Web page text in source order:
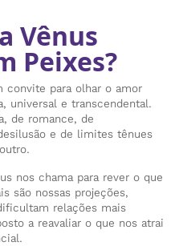
Vênus
Peixes?
convite para olhar o amor
universal e transcendental.
de romance, de
e de limites tênues
nos chama para rever o que
são nossas projeções,
relações mais
a reavaliar o que nos atrai